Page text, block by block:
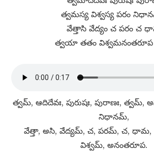
త్వమస్య విశ్వస్య పరం
వేత్తాసి వేద్యం చ పరం చ
త్వయా తతం విశ్వమనంతరూప
త్వమ్​, ఆదిదేవః, పురుషః, పురాణః, త్వమ్​,
నిధానమ్​,
వేత్తా, అసి, వేద్యమ్​, చ, పరమ్​, చ,
విశ్వమ్​, అనంతరూప.